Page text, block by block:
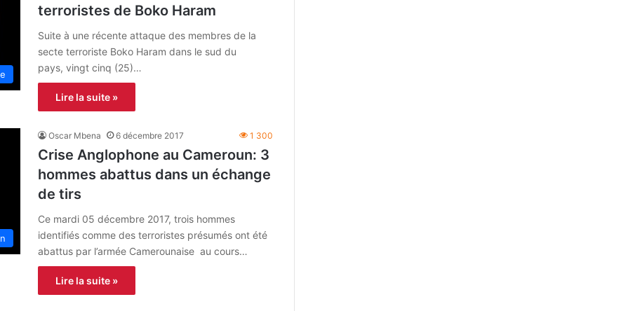
terroristes de Boko Haram
Suite à une récente attaque des membres de la
secte terroriste Boko Haram dans le sud du
pays, vingt cinq (25)…
Lire la suite »
Oscar Mbena 6 décembre 2017 1 300
Crise Anglophone au Cameroun: 3
hommes abattus dans un échange
de tirs
Ce mardi 05 décembre 2017, trois hommes
identifiés comme des terroristes présumés ont été
abattus par l’armée Camerounaise au cours…
Lire la suite »